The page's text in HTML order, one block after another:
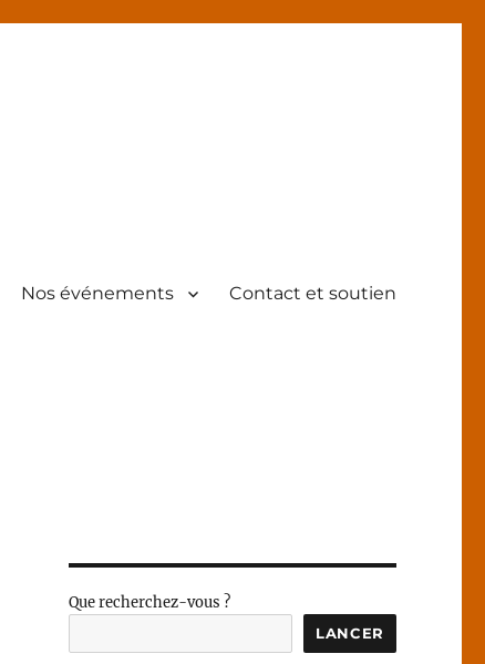
Nos événements Contact et soutien
Que recherchez-vous ?
LANCER